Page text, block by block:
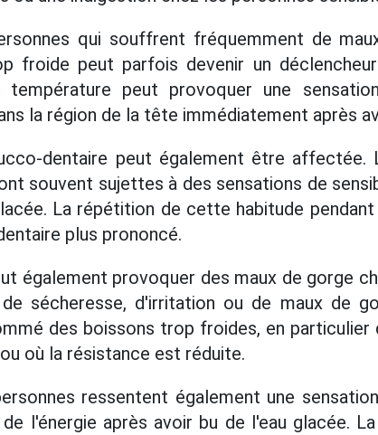
qui souffrent fréquemment de
froide peut parfois devenir un
température peut provoquer une
la région de la tête immédiatement après
dentaire peut également être affectée.
souvent sujettes à des sensations de
La répétition de cette habitude
plus prononcé.
également provoquer des maux de gorge
sécheresse, d'irritation ou de maux de
des boissons trop froides, en
où la résistance est réduite.
ressentent également une
l'énergie après avoir bu de l'eau glacée.